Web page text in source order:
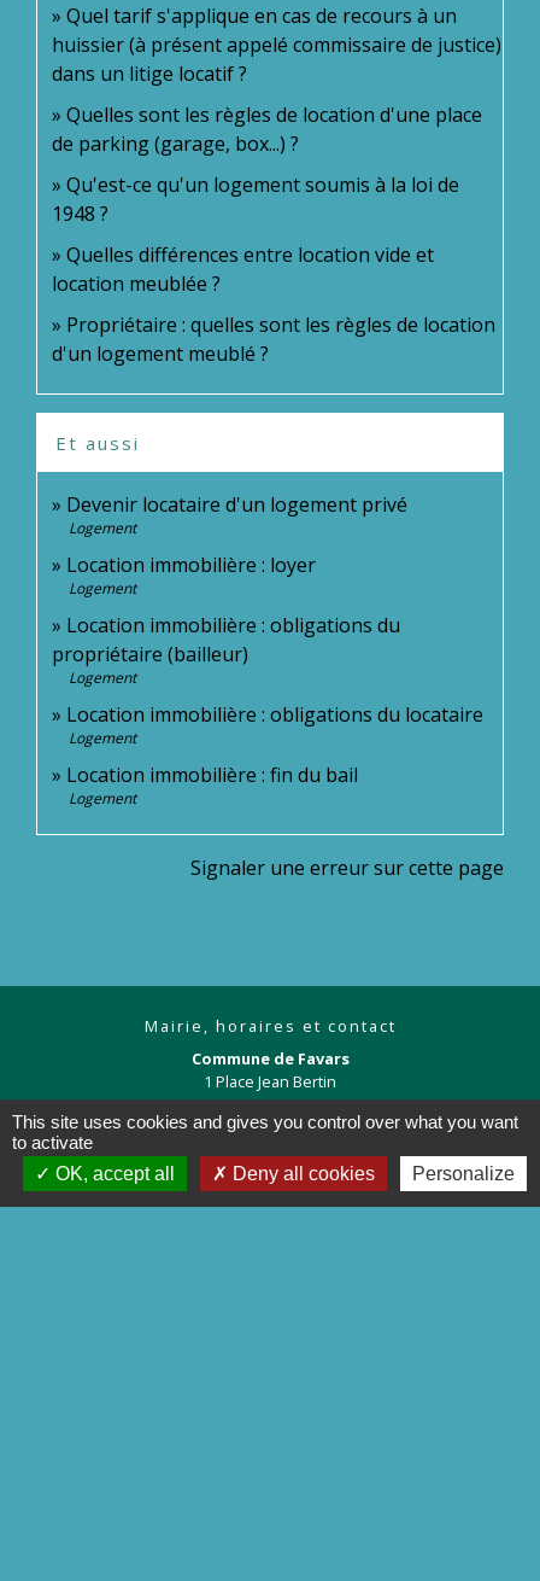
Quel tarif s'applique en cas de recours à un
huissier (à présent appelé commissaire de justice)
dans un litige locatif ?
Quelles sont les règles de location d'une place
de parking (garage, box...) ?
Qu'est-ce qu'un logement soumis à la loi de
1948 ?
Quelles différences entre location vide et
location meublée ?
Propriétaire : quelles sont les règles de location
d'un logement meublé ?
Et aussi
Devenir locataire d'un logement privé
Logement
Location immobilière : loyer
Logement
Location immobilière : obligations du
propriétaire (bailleur)
Logement
Location immobilière : obligations du locataire
Logement
Location immobilière : fin du bail
Logement
Signaler une erreur sur cette page
Mairie, horaires et contact
Commune de Favars
1 Place Jean Bertin
19330 Favars - FRANCE
+33 5 55 29 31 84
Contact par formulaire
This site uses cookies and gives you control over what you want
to activate
OK, accept all
Deny all cookies Personalize